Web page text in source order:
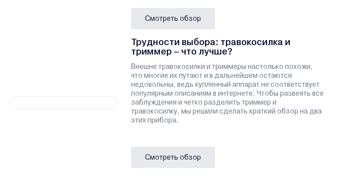
Смотреть обзор
Трудности выбора: травокосилка и
триммер – что лучше?
Внешне травокосилки и триммеры настолько похожи,
что многие их путают и в дальнейшем остаются
недовольны, ведь купленный аппарат не соответствует
популярным описаниям в интернете. Чтобы развеять все
заблуждения и четко разделить триммер и
травокосилку, мы решили сделать краткий обзор на два
этих прибора.
Смотреть обзор